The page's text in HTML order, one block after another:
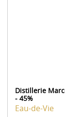
Distillerie
- 45%
Eau-de-Vie